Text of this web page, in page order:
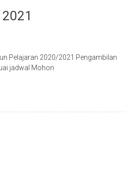
2021
Pelajaran 2020/2021 Pengambilan
jadwal Mohon